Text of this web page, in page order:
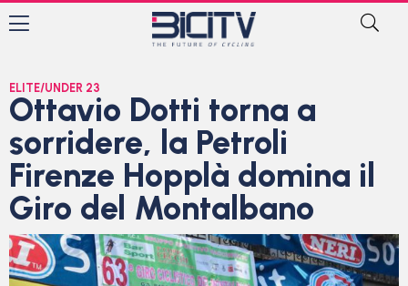
ELITE/UNDER 23
Ottavio Dotti torna a
sorridere, la Petroli
Firenze Hopplà domina il
Giro del Montalbano